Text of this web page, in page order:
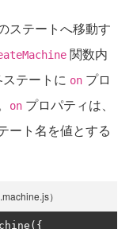
ステートへ移動す
関数内
テートに on プロ
on プロパティは、
ート名を値とする
）
({